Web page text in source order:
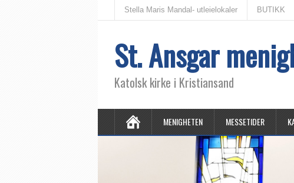
Stella Maris Mandal- utleielokaler BUTIKK
St. Ansgar
Katolsk kirke i Kristiansand
MENIGHETEN MESSETIDER